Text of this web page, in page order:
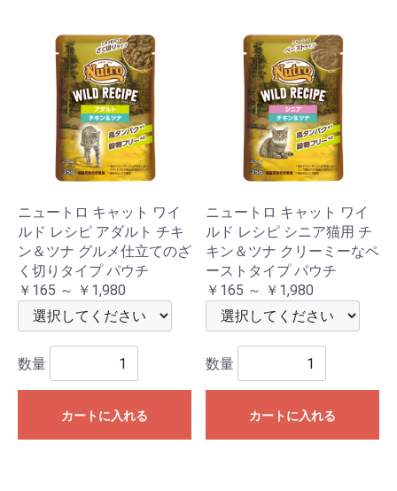
ニュートロ キャット ワイ
ルド レシピ アダルト チキ
ン＆ツナ グルメ仕立てのざ
く切りタイプ パウチ
￥165 ～ ￥1,980
数量
カートに入れる
ニュートロ キャット ワイ
ルド レシピ シニア猫用 チ
キン＆ツナ クリーミーなペ
ーストタイプ パウチ
￥165 ～ ￥1,980
数量
カートに入れる